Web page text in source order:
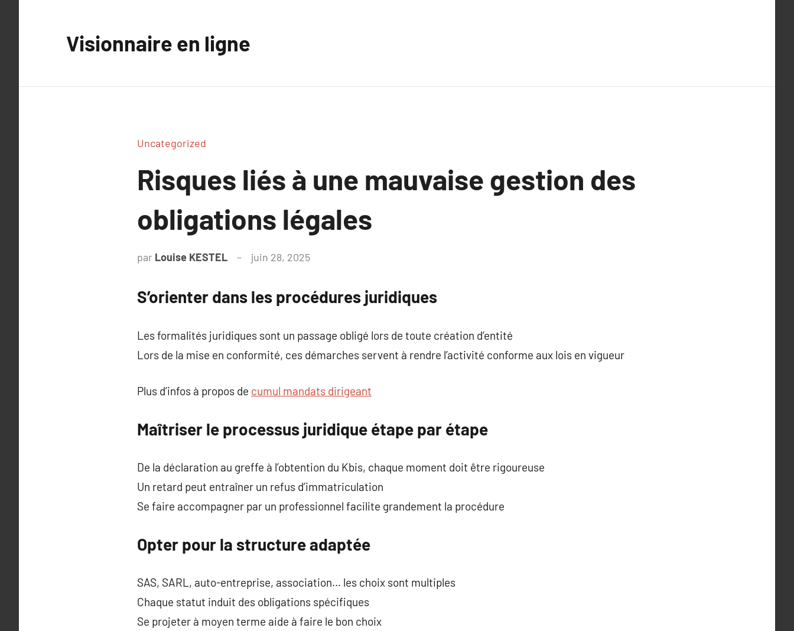
Visionnaire en ligne
Uncategorized
Risques liés à une mauvaise gestion des
obligations légales
par Louise KESTEL juin 28, 2025
S’orienter dans les procédures juridiques
Les formalités juridiques sont un passage obligé lors de toute création d’entité
Lors de la mise en conformité, ces démarches servent à rendre l’activité conforme aux lois en vigueur
Plus d’infos à propos de cumul mandats dirigeant
Maîtriser le processus juridique étape par étape
De la déclaration au greffe à l’obtention du Kbis, chaque moment doit être rigoureuse
Un retard peut entraîner un refus d’immatriculation
Se faire accompagner par un professionnel facilite grandement la procédure
Opter pour la structure adaptée
SAS, SARL, auto-entreprise, association… les choix sont multiples
Chaque statut induit des obligations spécifiques
Se projeter à moyen terme aide à faire le bon choix